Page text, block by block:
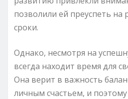
позволили ей преуспеть
сроки.
Однако, несмотря на
всегда находит время для
Она верит в важность
личным счастьем, и